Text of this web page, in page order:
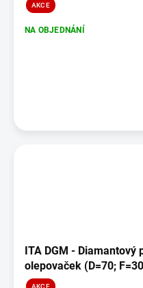
AKCE
NA OBJEDNÁNÍ
ITA DGM - Diamantový
olepovaček (D=70;
AKCE